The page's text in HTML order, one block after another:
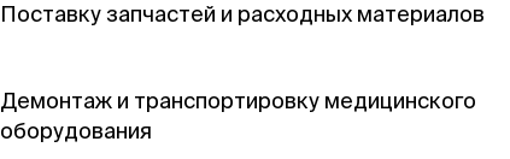
Поставку запчастей и расходных материалов
Демонтаж и транспортировку медицинского
оборудования